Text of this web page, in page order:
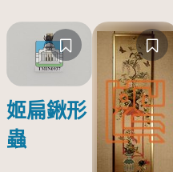
姬扁鍬形
蟲